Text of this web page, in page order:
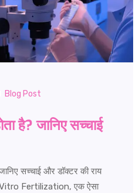
Blog Post
है? जानिए सच्चाई
सच्चाई और डॉक्टर की राय
Vitro Fertilization, एक ऐसा